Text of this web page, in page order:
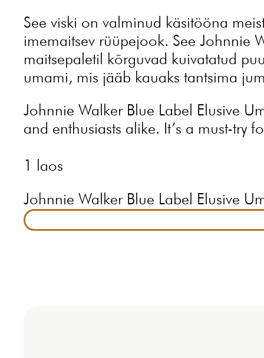
See viski on valminud käsitööna
imemaitsev rüüpejook. See Johnnie
maitsepaletil kõrguvad kuivatatud
umami, mis jääb kauaks tantsima
Johnnie Walker Blue Label Elusive
and enthusiasts alike. It’s a must-try
1 laos
Johnnie Walker Blue Label Elusive